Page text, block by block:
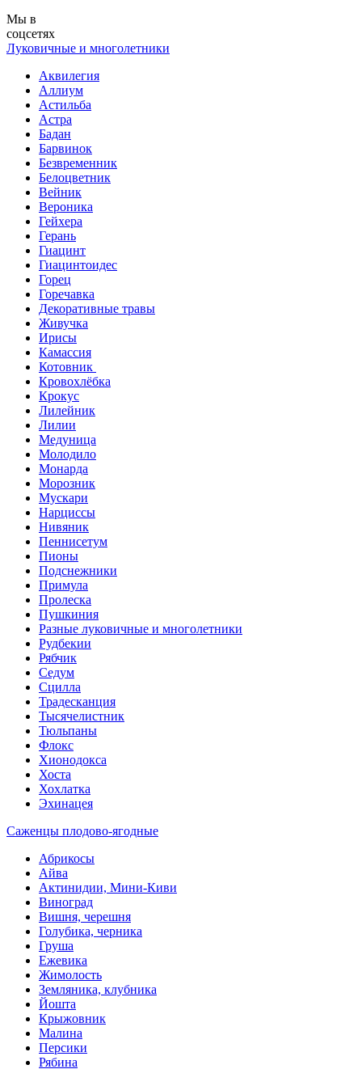
Мы в
соцсетях
Луковичные и многолетники
Аквилегия
Аллиум
Астильба
Астра
Бадан
Барвинок
Безвременник
Белоцветник
Вейник
Вероника
Гейхера
Герань
Гиацинт
Гиацинтоидес
Горец
Горечавка
Декоративные травы
Живучка
Ирисы
Камассия
Котовник
Кровохлёбка
Крокус
Лилейник
Лилии
Медуница
Молодило
Монарда
Морозник
Мускари
Нарциссы
Нивяник
Пеннисетум
Пионы
Подснежники
Примула
Пролеска
Пушкиния
Разные луковичные и многолетники
Рудбекии
Рябчик
Седум
Сцилла
Традесканция
Тысячелистник
Тюльпаны
Флокс
Хионодокса
Хоста
Хохлатка
Эхинацея
Саженцы плодово-ягодные
Абрикосы
Айва
Актинидии, Мини-Киви
Виноград
Вишня, черешня
Голубика, черника
Груша
Ежевика
Жимолость
Земляника, клубника
Йошта
Крыжовник
Малина
Персики
Рябина